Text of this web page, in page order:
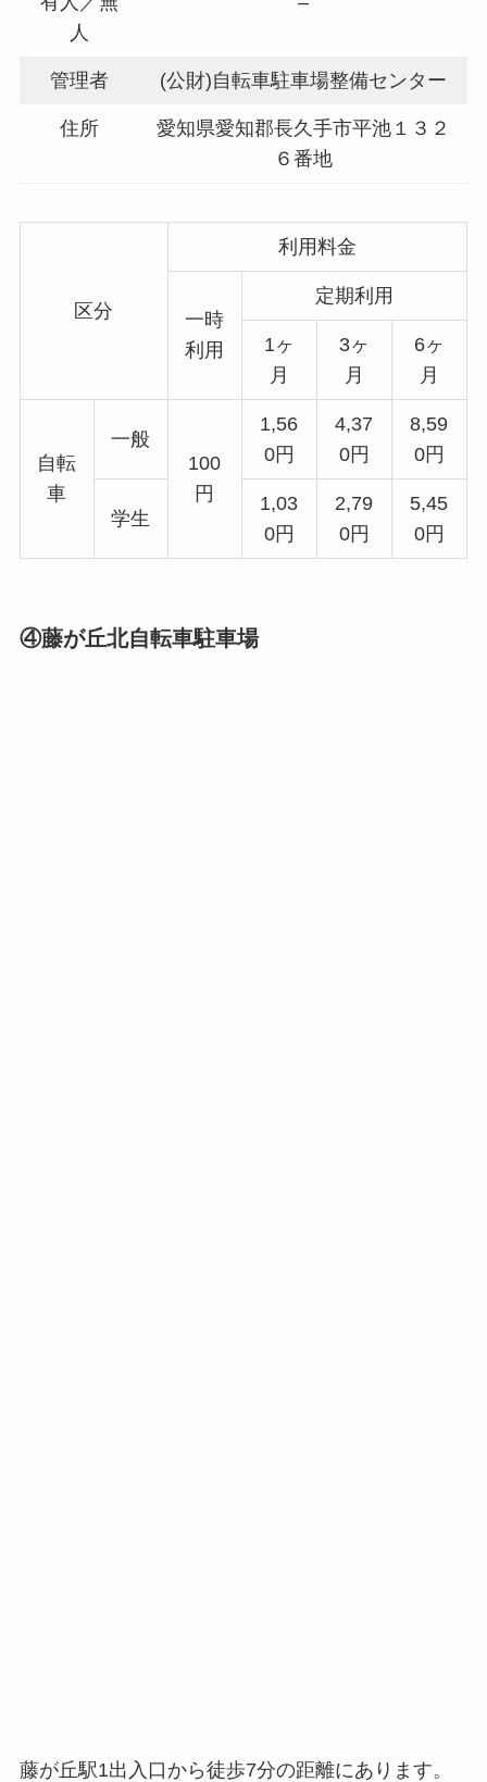
人
管理者 (公財)自転車駐車場整備センター
住所
愛知県愛知郡長久手市平池１３２
６番地
区分
利用料金
一時
利用
定期利用
1ヶ
月
3ヶ
月
6ヶ
月
自転
車
一般
100
円
1,56
0円
4,37
0円
8,59
0円
学生
1,03
0円
2,79
0円
5,45
0円
④藤が丘北自転車駐車場
藤が丘駅1出入口から徒歩7分の距離にあります。